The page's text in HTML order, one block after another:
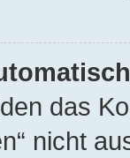
das
nicht